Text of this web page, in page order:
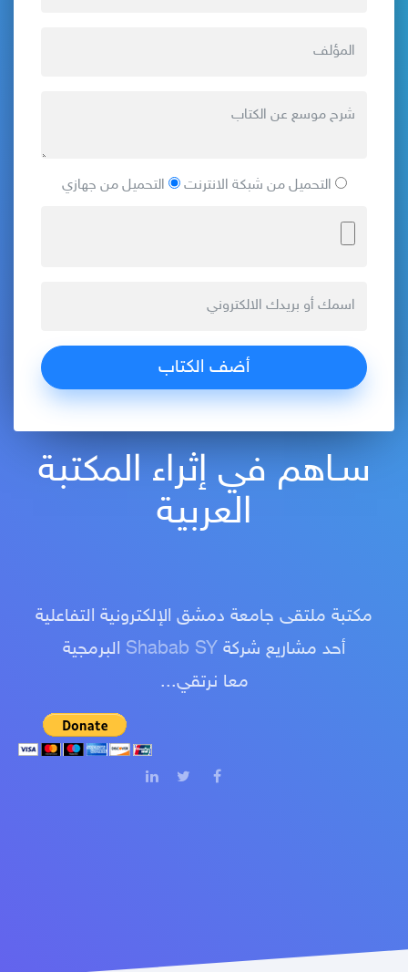
التحميل من شبكة الانترنت التحميل من جهازي
سـاهم في إثراء المكتبة
العربية
مكتبة ملتقى جامعة دمشق الإلكترونية التفاعلية
أحد مشاريع شركة Shabab SY البرمجية
معا نرتقي...